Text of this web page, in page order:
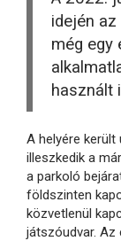
idején
még egy
használt
A helyére került
illeszkedik a
a parkoló
földszinten
közvetlenül
játszóudvar. Az